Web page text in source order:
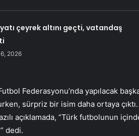
çeyrek altını geçti, vatandaş
2026
Federasyonu’nda yapılacak
sürpriz bir isim daha ortaya çıktı.
açıklamada, “Türk futbolunun
dedi.